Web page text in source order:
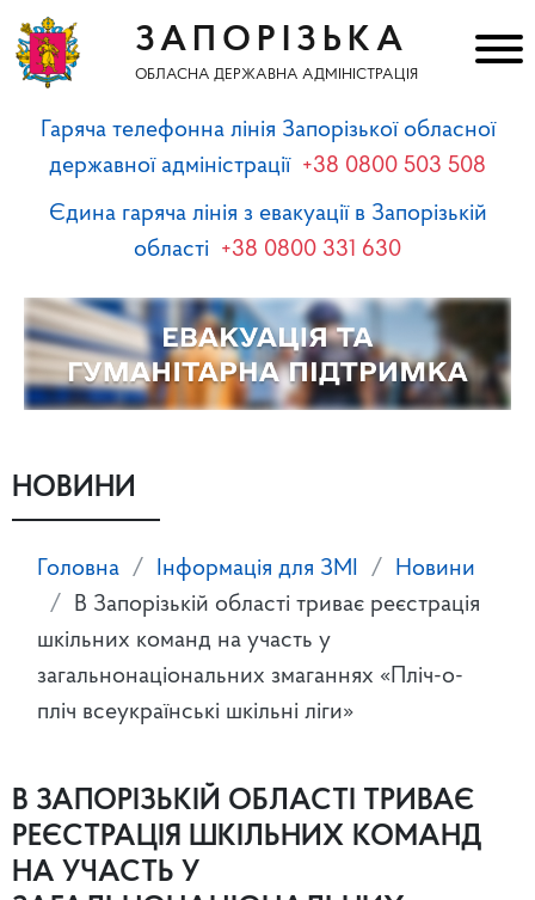
ЗАПОРІЗЬКА
ОБЛАСНА ДЕРЖАВНА АДМІНІСТРАЦІЯ
Гаряча телефонна лінія Запорізької обласної
державної адміністрації +38 0800 503 508
Єдина гаряча лінія з евакуації в Запорізькій
області +38 0800 331 630
НОВИНИ
Головна Інформація для ЗМІ
Новини
В Запорізькій області триває реєстрація
шкільних команд на участь у
загальнонаціональних змаганнях «Пліч-о-
пліч всеукраїнські шкільні ліги»
В ЗАПОРІЗЬКІЙ ОБЛАСТІ ТРИВАЄ
РЕЄСТРАЦІЯ ШКІЛЬНИХ КОМАНД
НА УЧАСТЬ У